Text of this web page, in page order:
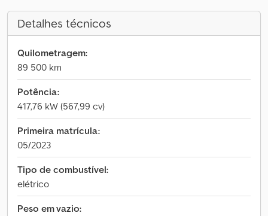
Detalhes técnicos
Quilometragem:
89 500 km
Potência:
417,76 kW (567,99 cv)
Primeira matrícula:
05/2023
Tipo de combustível:
elétrico
Peso em vazio: